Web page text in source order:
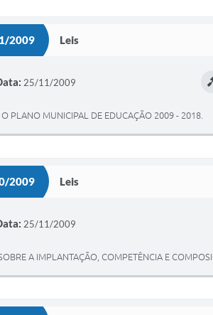
2009 Leis
25/11/2009
PLANO MUNICIPAL DE EDUCAÇÃO 2009 - 2018.
2009 Leis
25/11/2009
A IMPLANTAÇÃO, COMPETÊNCIA E